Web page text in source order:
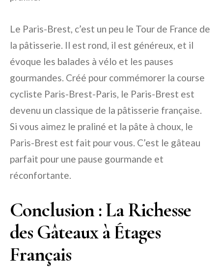
Le Paris-Brest, c’est un peu le Tour de France de
la pâtisserie. Il est rond, il est généreux, et il
évoque les balades à vélo et les pauses
gourmandes. Créé pour commémorer la course
cycliste Paris-Brest-Paris, le Paris-Brest est
devenu un classique de la pâtisserie française.
Si vous aimez le praliné et la pâte à choux, le
Paris-Brest est fait pour vous. C’est le gâteau
parfait pour une pause gourmande et
réconfortante.
Conclusion : La Richesse
des Gâteaux à Étages
Français